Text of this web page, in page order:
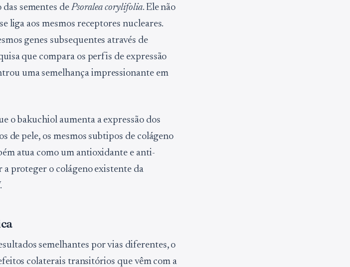
sementes dePsoralea corylifolia. Ele não
liga aos mesmos receptores nucleares.
genes subsequentes através de
que compara os perfis de expressão
uma semelhança impressionante em
o bakuchiol aumenta a expressão dos
de pele, os mesmos subtipos de colágeno
atua como um antioxidante e anti-
proteger o colágeno existente da
semelhantes por vias diferentes, o
colaterais transitórios que vêm com a